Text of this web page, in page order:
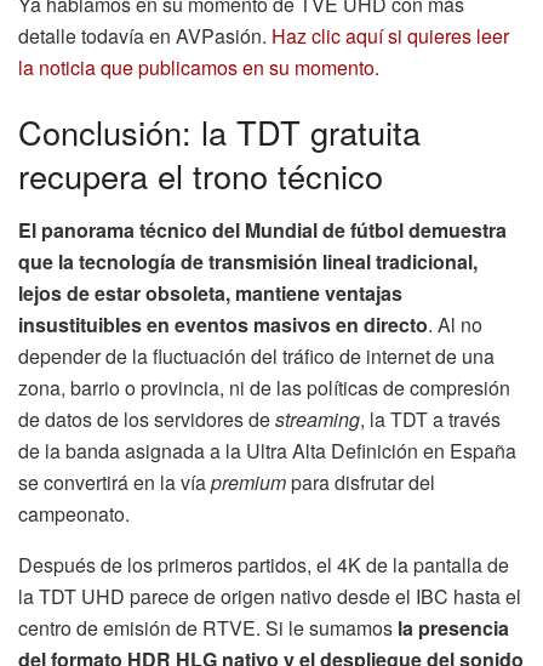
detalle todavía en AVPasión. Haz clic aquí si quieres leer
la noticia que publicamos en su momento.
Conclusión: la TDT gratuita
recupera el trono técnico
El panorama técnico del Mundial de fútbol demuestra
que la tecnología de transmisión lineal tradicional,
lejos de estar obsoleta, mantiene ventajas
insustituibles en eventos masivos en directo. Al no
depender de la fluctuación del tráfico de internet de una
zona, barrio o provincia, ni de las políticas de compresión
de datos de los servidores destreaming, la TDT a través
de la banda asignada a la Ultra Alta Definición en España
se convertirá en la víapremiumpara disfrutar del
campeonato.
Después de los primeros partidos, el 4K de la pantalla de
la TDT UHD parece de origen nativo desde el IBC hasta el
centro de emisión de RTVE. Si le sumamos la presencia
del formato HDR HLG nativo y el despliegue del sonido